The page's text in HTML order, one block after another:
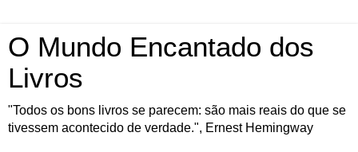
O Mundo Encantado dos
Livros
"Todos os bons livros se parecem: são mais reais do que se
tivessem acontecido de verdade.", Ernest Hemingway